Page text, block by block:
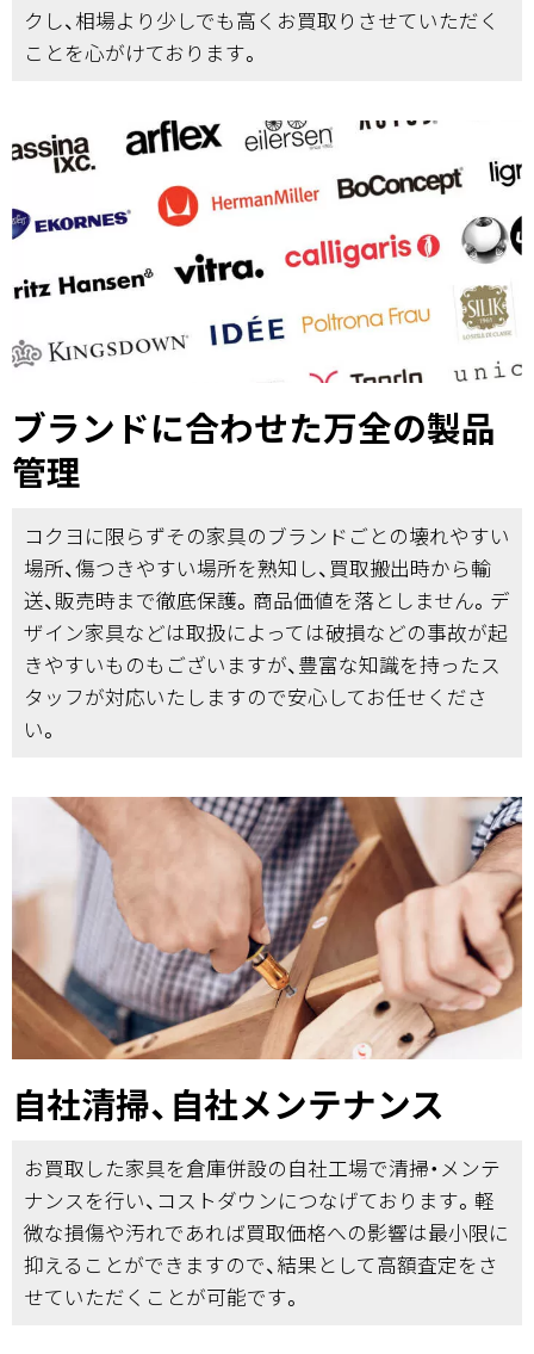
クし、相場より少しでも高くお買取りさせていただく
ことを心がけております。
ブランドに合わせた万全の製品
管理
コクヨに限らずその家具のブランドごとの壊れやすい
場所、傷つきやすい場所を熟知し、買取搬出時から輸
送、販売時まで徹底保護。商品価値を落としません。デ
ザイン家具などは取扱によっては破損などの事故が起
きやすいものもございますが、豊富な知識を持ったス
タッフが対応いたしますので安心してお任せくださ
い。
自社清掃、自社メンテナンス
お買取した家具を倉庫併設の自社工場で清掃・メンテ
ナンスを行い、コストダウンにつなげております。軽
微な損傷や汚れであれば買取価格への影響は最小限に
抑えることができますので、結果として高額査定をさ
せていただくことが可能です。